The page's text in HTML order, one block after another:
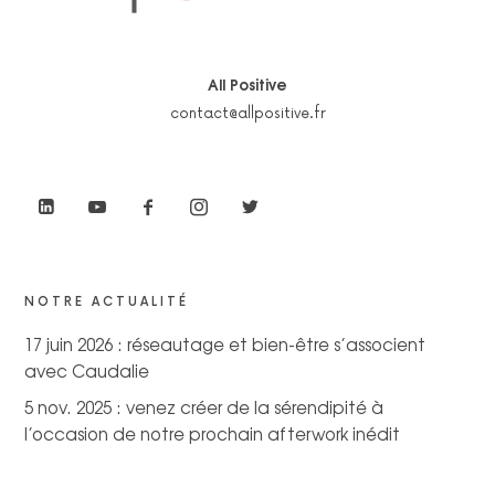
All Positive
contact@allpositive.fr
NOTRE ACTUALITÉ
17 juin 2026 : réseautage et bien-être s’associent
avec Caudalie
5 nov. 2025 : venez créer de la sérendipité à
l’occasion de notre prochain afterwork inédit